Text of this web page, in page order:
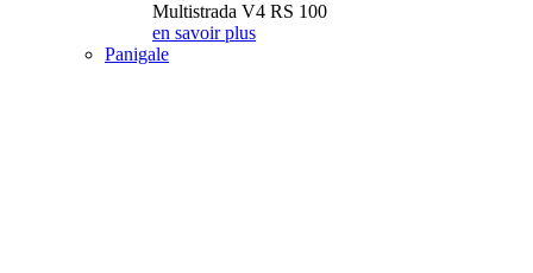
Multistrada V4 RS 100
en savoir plus
Panigale